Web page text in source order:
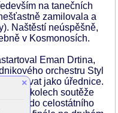
na tanečních
zamilovala a
Naštěstí neúspěšně,
v Kosmonosích.
Eman Drtina,
orchestru Styl
pracovat jako úřednice.
kolech soutěže
až do celostátního
×